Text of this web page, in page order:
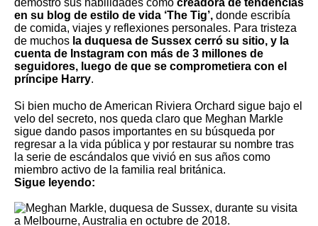
en su blog de estilo de vida ‘The Tig’, donde escribía
de comida, viajes y reflexiones personales. Para tristeza
de muchos la duquesa de Sussex cerró su sitio, y la
cuenta de Instagram con más de 3 millones de
seguidores, luego de que se comprometiera con el
príncipe Harry.
Si bien mucho de American Riviera Orchard sigue bajo el
velo del secreto, nos queda claro que Meghan Markle
sigue dando pasos importantes en su búsqueda por
regresar a la vida pública y por restaurar su nombre tras
la serie de escándalos que vivió en sus años como
miembro activo de la familia real británica.
Sigue leyendo: